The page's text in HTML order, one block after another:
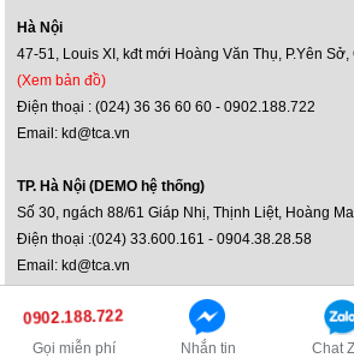
Hà Nội
47-51, Louis XI, kđt mới Hoàng Văn Thụ, P.Yên
(Xem bản đồ)
Điện thoại : (024) 36 36 60 60 - 0902.188.722
Email: kd@tca.vn
TP. Hà Nội (DEMO hệ thống)
Số 30, ngách 88/61 Giáp Nhị, Thịnh Liệt, Hoàng
Điện thoại :(024) 33.600.161 - 0904.38.28.58
Email: kd@tca.vn
Bản quyền ©2014 danamthanh.net
Truy cập phiên bản máy tính
0902.188.722
Gọi miễn phí Nhắn tin Chat